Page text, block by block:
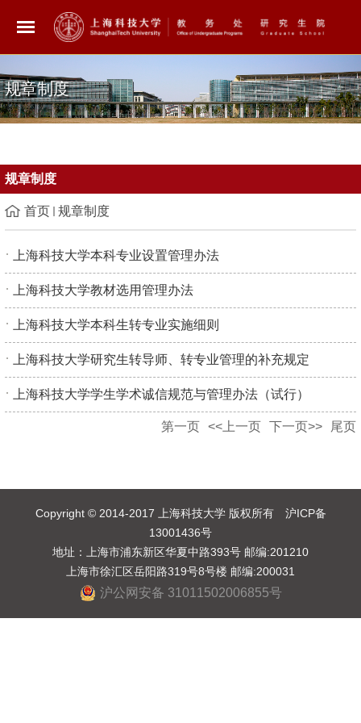
规章制度
规章制度
首页 规章制度
上海科技大学本科专业设置管理办法
上海科技大学教材选用管理办法
上海科技大学本科生转专业实施细则
上海科技大学研究生转导师、转专业管理的补充规定
上海科技大学学生学术诚信规范与管理办法（试行）
第一页 <<上一页 下一页>> 尾页
Copyright © 2014-2017 上海科技大学 版权所有 沪ICP备
13001436号
地址：上海市浦东新区华夏中路393号 邮编:201210
上海市徐汇区岳阳路319号8号楼 邮编:200031
沪公网安备 31011502006855号